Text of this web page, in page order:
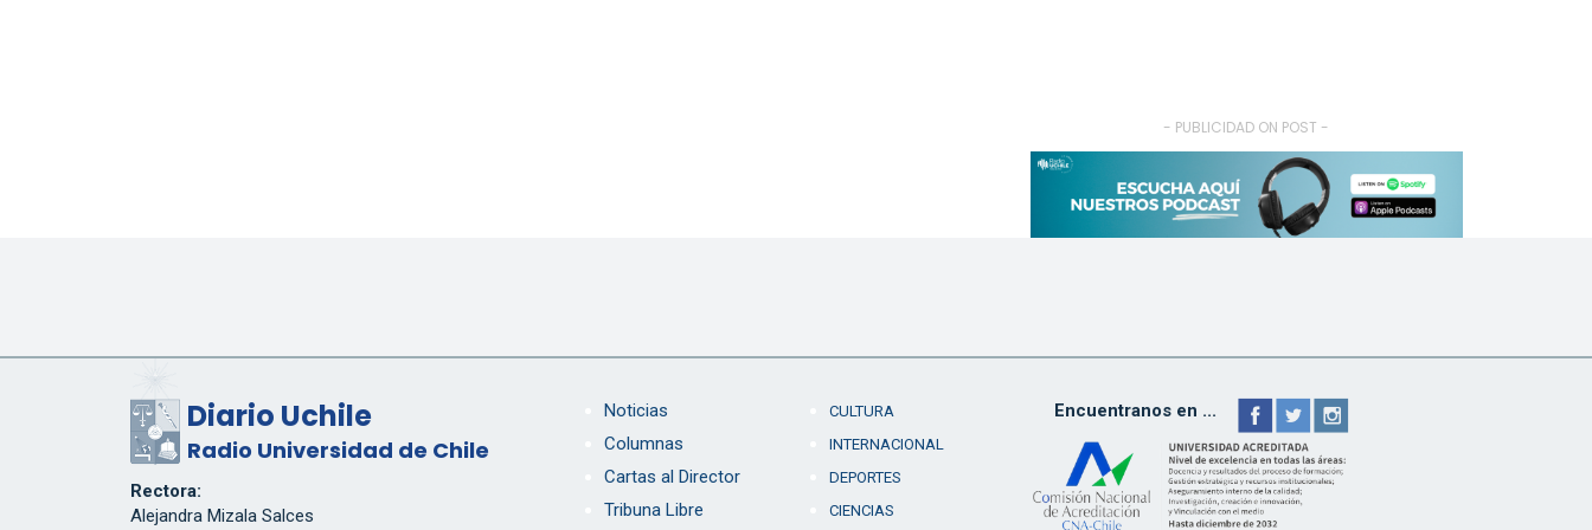
- PUBLICIDAD ON POST -
Diario Uchile
Radio Universidad de Chile
Rectora:
Alejandra Mizala Salces
Noticias
Columnas
Cartas al Director
Tribuna Libre
CULTURA
INTERNACIONAL
DEPORTES
CIENCIAS
Encuentranos en ...